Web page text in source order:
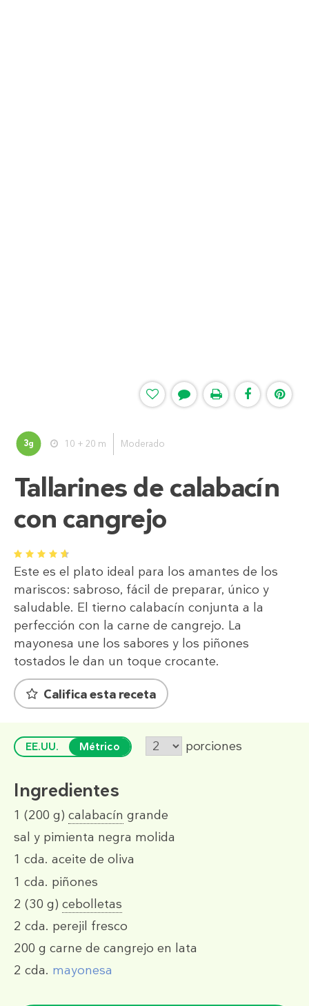
3g 10 + 20 m Moderado
Tallarines de calabacín
con cangrejo
1 2 3 4 5
Este es el plato ideal para los amantes de los
mariscos: sabroso, fácil de preparar, único y
saludable. El tierno calabacín conjunta a la
perfección con la carne de cangrejo. La
mayonesa une los sabores y los piñones
tostados le dan un toque crocante.
Califica esta receta
EE.UU. Métrico porciones
Ingredientes
1 (200 g) calabacín grande
sal y pimienta negra molida
1 cda. aceite de oliva
1 cda. piñones
2 (30 g) cebolletas
2 cda. perejil fresco
200 g carne de cangrejo en lata
2 cda. mayonesa